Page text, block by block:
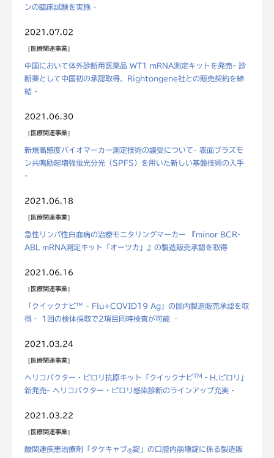
ンの臨床試験を実施 -
2021.07.02
医療関連事業
中国において体外診断用医薬品 WT1 mRNA測定キットを発売- 診
断薬として中国初の承認取得、Rightongene社との販売契約を締
結 -
2021.06.30
医療関連事業
新規高感度バイオマーカー測定技術の譲受について- 表面プラズモ
ン共鳴励起増強蛍光分光（SPFS）を用いた新しい基盤技術の入手
-
2021.06.18
医療関連事業
急性リンパ性白血病の治療モニタリングマーカー 『minor BCR-
ABL mRNA測定キット「オーツカ」』の製造販売承認を取得
2021.06.16
医療関連事業
「クイックナビ™ - Flu+COVID19 Ag」の国内製造販売承認を取
得‐ 1回の検体採取で2項目同時検査が可能 ‐
2021.03.24
医療関連事業
ヘリコバクター・ピロリ抗原キット「クイックナビTM ‐H.ピロリ」
新発売- ヘリコバクター・ピロリ感染診断のラインアップ充実 -
2021.03.22
医療関連事業
酸関連疾患治療剤「タケキャブ®錠」の口腔内崩壊錠に係る製造販